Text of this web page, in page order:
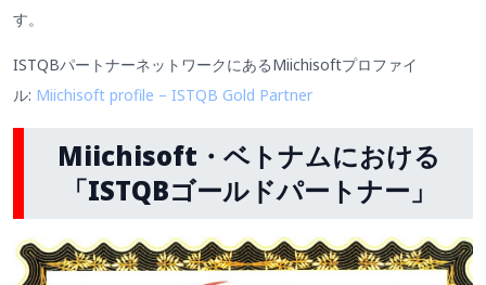
す。
ISTQBパートナーネットワークにあるMiichisoftプロファイ
ル: Miichisoft profile – ISTQB Gold Partner
Miichisoft・ベトナムにおける
「ISTQBゴールドパートナー」